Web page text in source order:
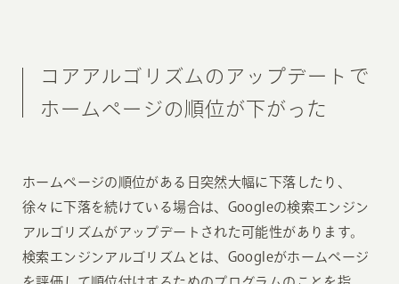
コアアルゴリズムのアップデートで
ホームページの順位が下がった
ホームページの順位がある日突然大幅に下落したり、
徐々に下落を続けている場合は、Googleの検索エンジン
アルゴリズムがアップデートされた可能性があります。
検索エンジンアルゴリズムとは、Googleがホームページ